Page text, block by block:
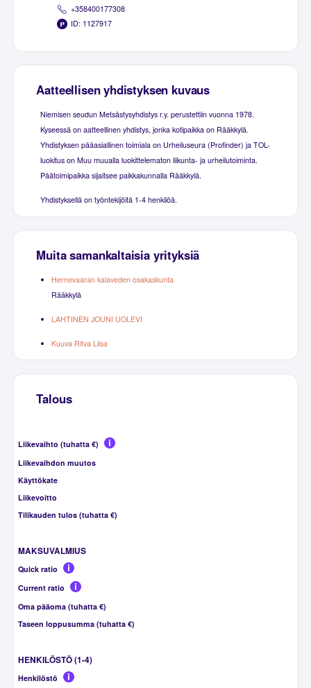
+358400177308
ID: 1127917
Aatteellisen yhdistyksen kuvaus
Niemisen seudun Metsästysyhdistys r.y. perustettiin vuonna 1978.
Kyseessä on aatteellinen yhdistys, jonka kotipaikka on Rääkkylä.
Yhdistyksen pääasiallinen toimiala on Urheiluseura (Profinder) ja TOL-
luokitus on Muu muualla luokittelematon liikunta- ja urheilutoiminta.
Päätoimipaikka sijaitsee paikkakunnalla Rääkkylä.
Yhdistyksellä on työntekijöitä 1-4 henkilöä.
Muita samankaltaisia yrityksiä
Hernevaaran kalaveden osakaskunta
Rääkkylä
LAHTINEN JOUNI UOLEVI
Kuuva Ritva Liisa
Talous
Liikevaihto (tuhatta €)
Liikevaihdon muutos
Käyttökate
Liikevoitto
Tilikauden tulos (tuhatta €)
MAKSUVALMIUS
Quick ratio
Current ratio
Oma pääoma (tuhatta €)
Taseen loppusumma (tuhatta €)
HENKILÖSTÖ (1-4)
Henkilöstö